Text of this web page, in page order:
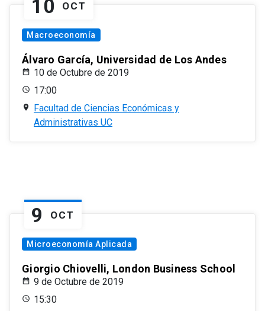
10 OCT
Macroeconomía
Álvaro García, Universidad de Los Andes
10 de Octubre de 2019
17:00
Facultad de Ciencias Económicas y
Administrativas UC
9 OCT
Microeconomía Aplicada
Giorgio Chiovelli, London Business School
9 de Octubre de 2019
15:30